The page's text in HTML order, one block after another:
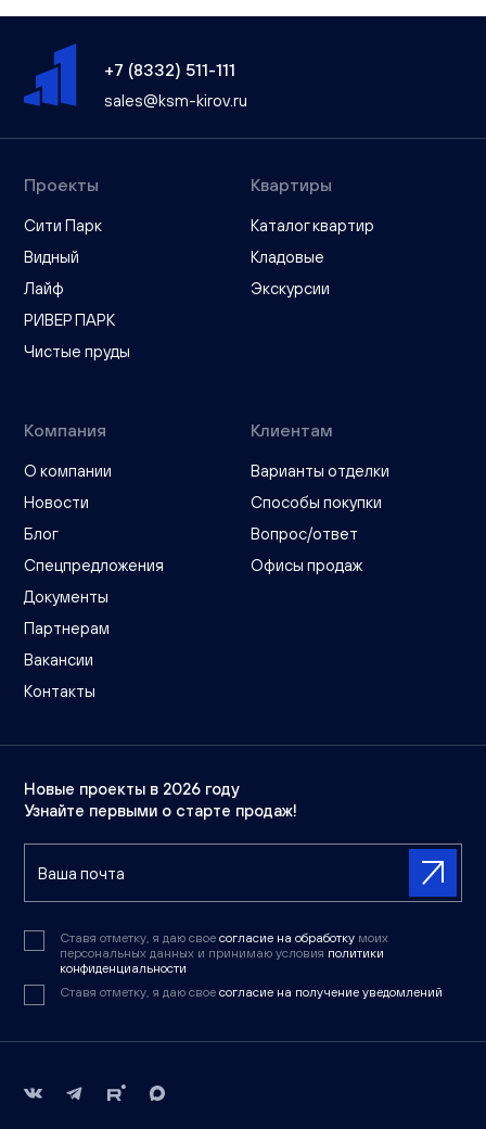
+7 (8332) 511-111
sales@ksm-kirov.ru
Проекты
Сити Парк
Видный
Лайф
РИВЕР ПАРК
Чистые пруды
Квартиры
Каталог квартир
Кладовые
Экскурсии
Компания
О компании
Новости
Блог
Спецпредложения
Документы
Партнерам
Вакансии
Контакты
Клиентам
Варианты отделки
Способы покупки
Вопрос/ответ
Офисы продаж
Новые проекты в 2026 году
Узнайте первыми о старте продаж!
Ставя отметку, я даю свое согласие на обработку моих
персональных данных и принимаю условия политики
конфиденциальности
Ставя отметку, я даю свое согласие на получение уведомлений